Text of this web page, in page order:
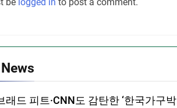
래드 피트·CNN도 감탄한 ‘한국가구박